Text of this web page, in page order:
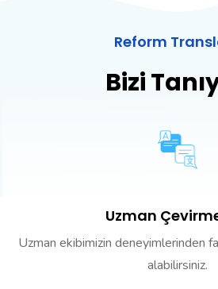
Reform
Bizi
Uzman
Uzman ekibimizin deneyimlerinden
alabilirsiniz.